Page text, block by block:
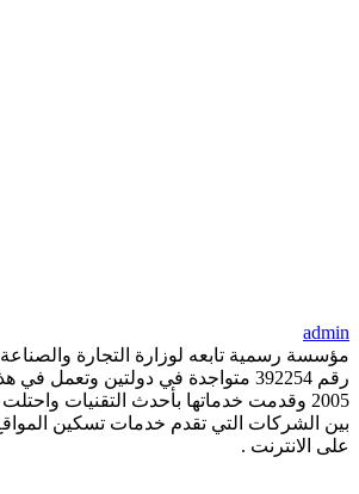
admin
مؤسسة رسمية تابعه لوزارة التجارة
رقم 392254 متواجدة في دولتين وتعمل
2005 وقدمت خدماتها بأحدث التقنيات
بين الشركات التي تقدم خدمات تسكين
على الانترنت .